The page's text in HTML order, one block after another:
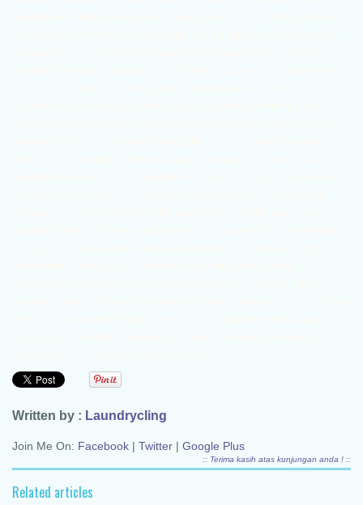
Written by : Laundrycling
Join Me On: Facebook | Twitter | Google Plus
:: Terima kasih atas kunjungan anda ! ::
Related articles